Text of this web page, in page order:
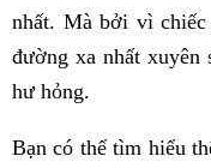
nhất. Mà bởi vì chiếc
đường xa nhất xuyên
hư hỏng.
Bạn có thể tìm hiểu